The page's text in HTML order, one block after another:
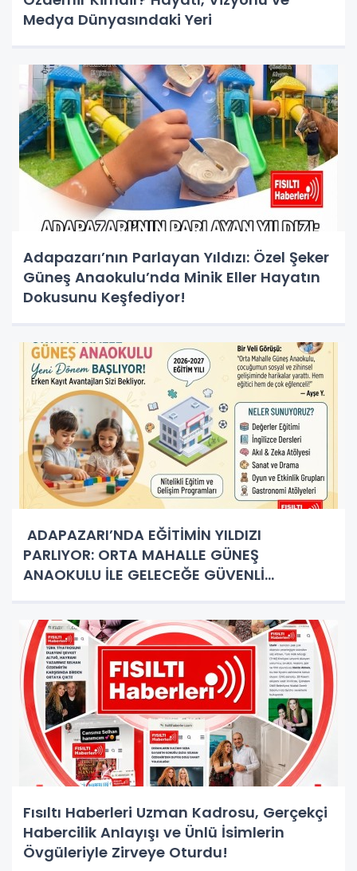
Medya Dünyasındaki Yeri
Adapazarı’nın Parlayan Yıldızı: Özel Şeker
Güneş Anaokulu’nda Minik Eller Hayatın
Dokusunu Keşfediyor!
ADAPAZARI’NDA EĞİTİMİN YILDIZI
PARLIYOR: ORTA MAHALLE GÜNEŞ
ANAOKULU İLE GELECEĞE GÜVENLİ
Fısıltı Haberleri Uzman Kadrosu, Gerçekçi
Habercilik Anlayışı ve Ünlü İsimlerin
Övgüleriyle Zirveye Oturdu!